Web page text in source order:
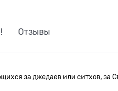
Отзывы
за джедаев или ситхов,